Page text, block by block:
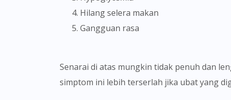
Hilang selera makan
Gangguan rasa
Senarai di atas mungkin tidak penuh dan lengkap. Sila maklumkan kepada doktor jika anda mengalami simptom-simptom yang lain. Simptom-
simptom ini lebih terserlah jika ubat yang